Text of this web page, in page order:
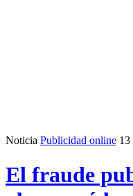
Noticia Publicidad online 13
El fraude